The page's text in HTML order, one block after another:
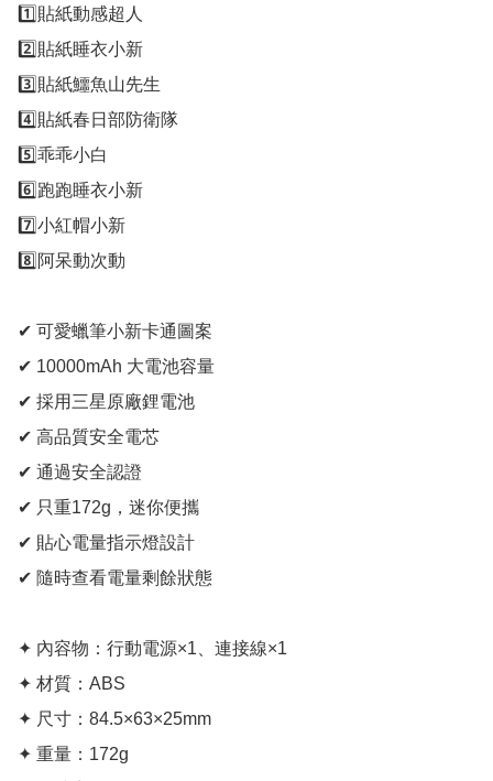
1️⃣貼紙動感超人
2️⃣貼紙睡衣小新
3️⃣貼紙鱷魚山先生
4️⃣貼紙春日部防衛隊
5️⃣乖乖小白
6️⃣跑跑睡衣小新
7️⃣小紅帽小新
8️⃣阿呆動次動
✔ 可愛蠟筆小新卡通圖案
✔ 10000mAh 大電池容量
✔ 採用三星原廠鋰電池
✔ 高品質安全電芯
✔ 通過安全認證
✔ 只重172g，迷你便攜
✔ 貼心電量指示燈設計
✔ 隨時查看電量剩餘狀態
✦ 內容物：行動電源×1、連接線×1
✦ 材質：ABS
✦ 尺寸：84.5×63×25mm
✦ 重量：172g